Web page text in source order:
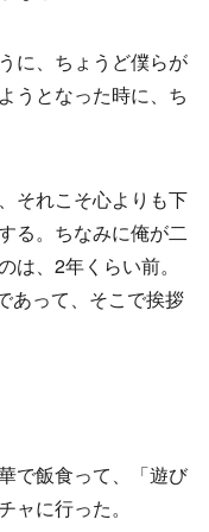
に、ちょうど僕らが
うとなった時に、ち
それこそ心よりも下
る。ちなみに俺が二
は、2年くらい前。
あって、そこで挨拶
で飯食って、「遊び
ャに行った。